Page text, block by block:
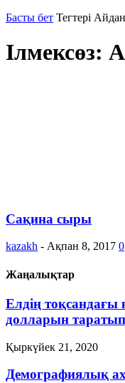
Басты бет Тегтері
Ілмексөз:
Сақина сыры
kazakh - Ақпан 8, 2017 0
Жаңалықтар
Елдің тоқсандағы
долларын таратып
Қыркүйек 21, 2020
Демографиялық